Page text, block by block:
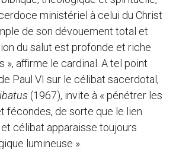
ministériel à celui du Christ
de son dévouement total et
du salut est profonde et riche
», affirme le cardinal. A tel point
Paul VI sur le célibat sacerdotal,
(1967), invite à « pénétrer les
fécondes, de sorte que le lien
célibat apparaisse toujours
lumineuse ».